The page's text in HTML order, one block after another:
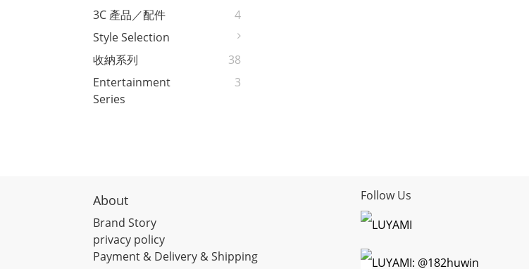
3C 產品／配件
4
Style Selection
收納系列
38
Entertainment
Series
3
About
Brand Story
privacy policy
Payment & Delivery & Shipping
Follow Us
LUYAMI
LUYAMI: @182huwin